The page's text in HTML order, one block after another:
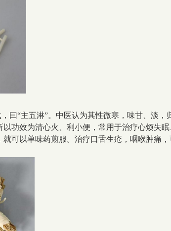
曰“主五淋”。中医认为其性微寒，味甘、淡，
功效为清心火、利小便，常用于治疗心烦失眠
可以单味药煎服。治疗口舌生疮，咽喉肿痛，